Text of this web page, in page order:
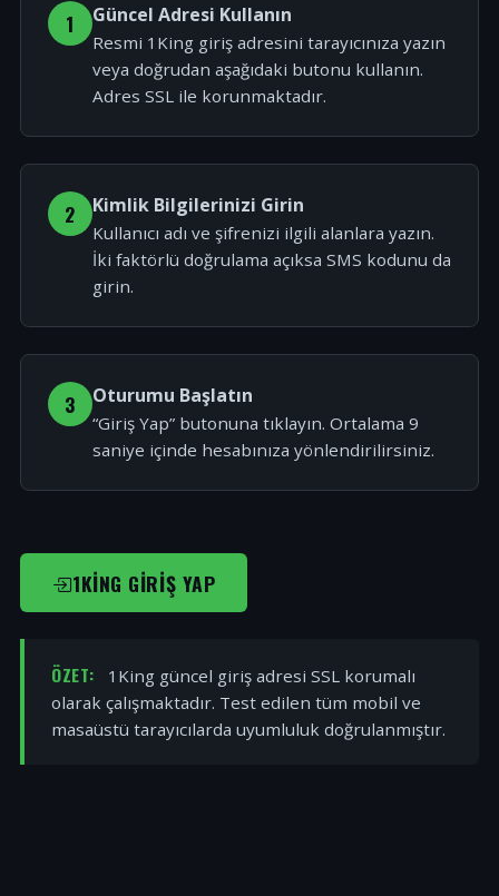
1 Güncel Adresi Kullanın
Resmi 1King giriş adresini tarayıcınıza yazın
veya doğrudan aşağıdaki butonu kullanın.
Adres SSL ile korunmaktadır.
2 Kimlik Bilgilerinizi Girin
Kullanıcı adı ve şifrenizi ilgili alanlara yazın.
İki faktörlü doğrulama açıksa SMS kodunu da
girin.
3 Oturumu Başlatın
“Giriş Yap” butonuna tıklayın. Ortalama 9
saniye içinde hesabınıza yönlendirilirsiniz.
1KING GIRIŞ YAP
ÖZET:
1King güncel giriş adresi SSL korumalı
olarak çalışmaktadır. Test edilen tüm mobil ve
masaüstü tarayıcılarda uyumluluk doğrulanmıştır.